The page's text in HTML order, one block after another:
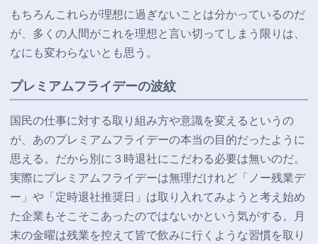
もちろんこれらが理想に過ぎないことは分かっているのだ
が、多くの人間がこれを理想と言い切ってしまう限りは、
なにも変わらないとも思う。
プレミアムフライデーの波紋
国民の仕事に対する取り組み方や意識を変えるというの
が、あのプレミアムフライデーの本当の目的だったように
思える。だから別に３時退社にこだわる必要は無いのだ。
実際にプレミアムフライデーは無理だけれど「ノー残業デ
ー」や「定時退社推奨日」は取り入れてみようと考え始め
た企業もそこそこあったのではないかという気がする。月
末の金曜は残業を控えて皆で飲みに行くような習慣を取り